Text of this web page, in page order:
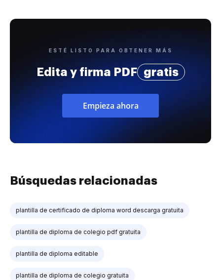
ESTÉ LISTO PARA OBTENER MÁS
Edita y firma PDF gratis
Empieza ahora
Búsquedas relacionadas
plantilla de certificado de diploma word descarga gratuita
plantilla de diploma de colegio pdf gratuita
plantilla de diploma editable
plantilla de diploma de colegio gratuita